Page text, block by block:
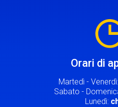
Orari di
Martedì - Venerdì:
Sabato -
Lunedì: